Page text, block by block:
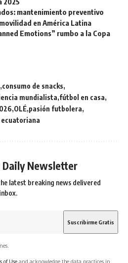
mantenimiento preventivo
en América Latina
Emotions” rumbo a la Copa
consumo de snacks
mundialista fútbol en casa
OLÉ pasión futbolera
Daily Newsletter
latest breaking news delivered
of Use and acknowledge the data practices in